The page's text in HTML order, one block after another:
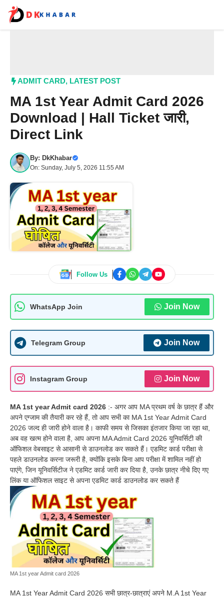
content
ADMIT CARD, LATEST POST
MA 1st Year Admit Card 2026
Download | Hall Ticket जारी,
Direct Link
By: DkKhabar
On: Sunday, July 5, 2026 11:55 AM
Follow Us
WhatsApp Join Join Now
Telegram Group Join Now
Instagram Group Join Now
MA 1st year Admit card 2026 :- अगर आप MA प्रथम वर्ष के छात्र हैं और
अपने एग्जाम की तैयारी कर रहे हैं, तो आप सभी का MA 1st Year Admit Card
2026 जल्द ही जारी होने वाला है। काफी समय से जिसका इंतजार किया जा रहा था,
अब वह खत्म होने वाला है, आप अपना MA Admit Card 2026 यूनिवर्सिटी की
ऑफिशल वेबसाइट से आसानी से डाउनलोड कर सकते हैं। एडमिट कार्ड परीक्षा से
पहले डाउनलोड करना जरूरी है, क्योंकि इसके बिना आप परीक्षा में शामिल नहीं हो
पाएंगे, जिन यूनिवर्सिटीज ने एडमिट कार्ड जारी कर दिया है, उनके छात्र नीचे दिए गए
लिंक या ऑफिशल साइट से अपना एडमिट कार्ड डाउनलोड कर सकते हैं
MA 1st year Admit card 2026
MA 1st Year Admit Card 2026 सभी छात्र-छात्राएं अपने M.A 1st Year